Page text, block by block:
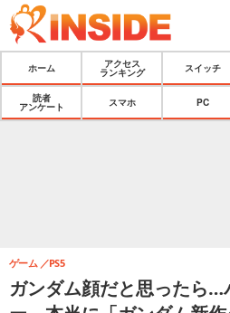
ホーム
アクセス
ランキング
スイッチ
読者
アンケート
スマホ PC
ガンダム顔だと思ったら
ゲーム PS5